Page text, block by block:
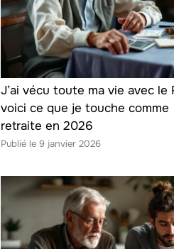
J’ai vécu toute ma vie avec le
voici ce que je touche comme
retraite en 2026
9 janvier 2026